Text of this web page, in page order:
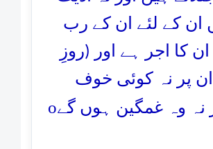
ان کے لئے ان کے رب
کا اجر ہے اور (روزِ
پر نہ کوئی خوف
نہ وہ غمگین ہوں گےo